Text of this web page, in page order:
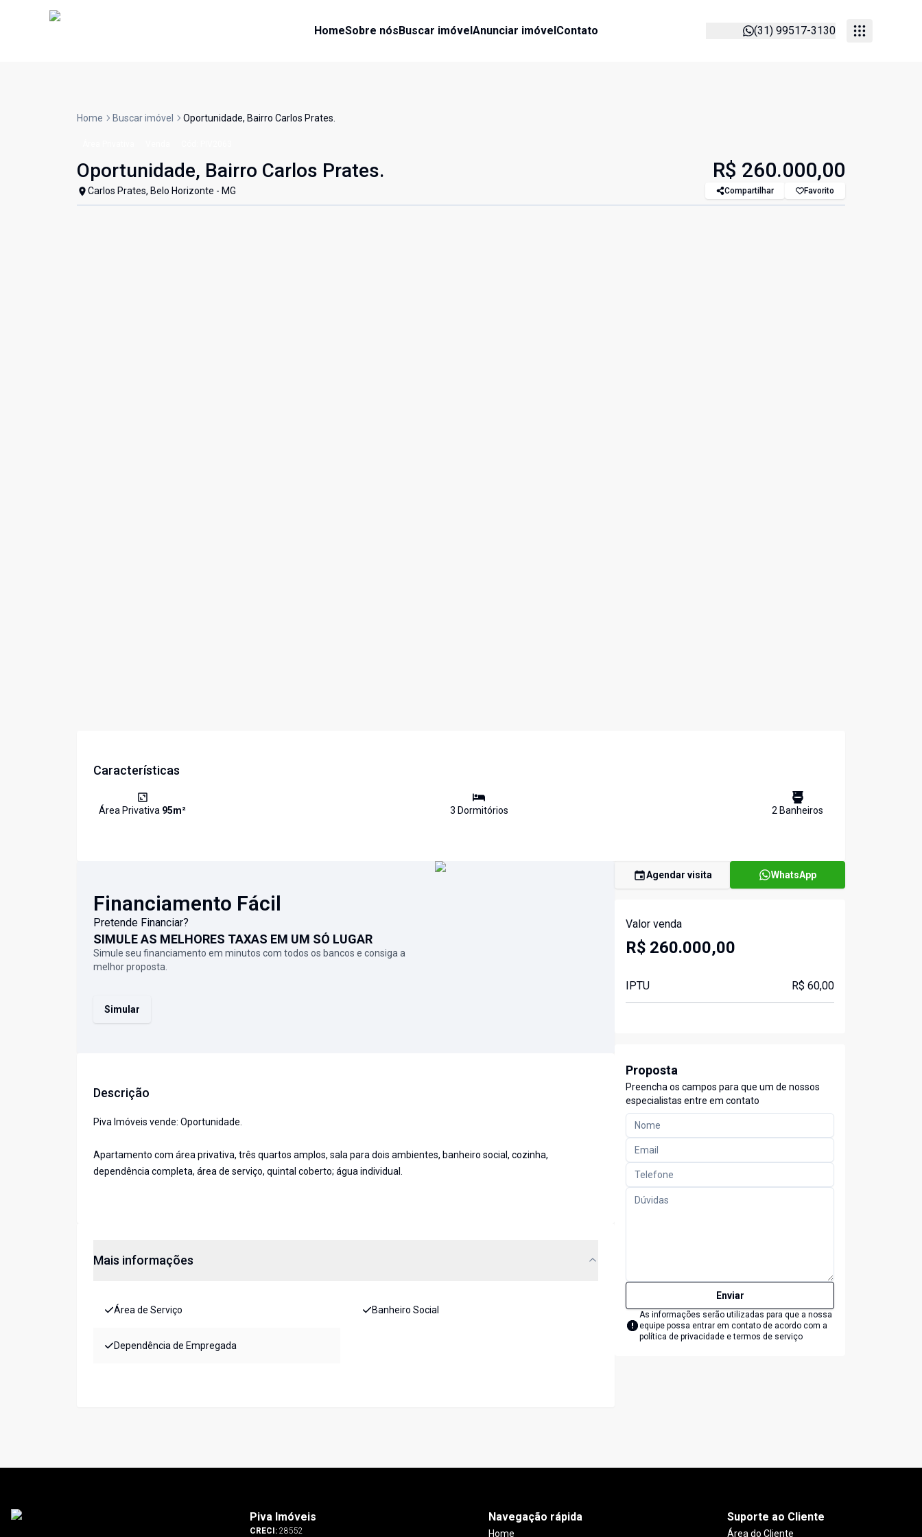
HomeSobre nósBuscar imóvelAnunciar imóvelContato (31) 99517-3130
Home Buscar imóvel Oportunidade, Bairro Carlos Prates.
Oportunidade, Bairro Carlos Prates.
Carlos Prates, Belo Horizonte - MG
R$ 260.000,00
Compartilhar Favorito
Características
Área Privativa 95m² 3 Dormitórios 2 Banheiros
Financiamento Fácil
Pretende Financiar?
SIMULE AS MELHORES TAXAS EM UM SÓ LUGAR
Simule seu financiamento em minutos com todos os bancos e consiga a
melhor proposta.
Simular
Descrição
Piva Imóveis vende: Oportunidade.
Apartamento com área privativa, três quartos amplos, sala para dois ambientes, banheiro social, cozinha,
dependência completa, área de serviço, quintal coberto; água individual.
Mais informações
Área de Serviço Banheiro Social
Dependência de Empregada
Agendar visita WhatsApp
Valor venda
R$ 260.000,00
IPTU R$ 60,00
Proposta
Preencha os campos para que um de nossos
especialistas entre em contato
Enviar
As informações serão utilizadas para que a nossa
equipe possa entrar em contato de acordo com a
política de privacidade e termos de serviço
Piva Imóveis
CRECI: 28552
Navegação rápida
Home
Suporte ao Cliente
Área do Cliente